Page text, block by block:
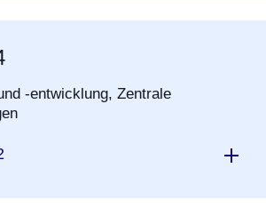
-entwicklung, Zentrale